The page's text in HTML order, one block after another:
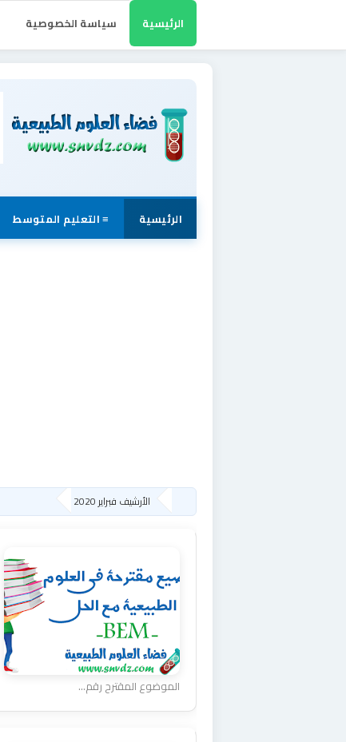
الرئيسية سياسة الخصوصية
الرئيسية ≡ التعليم المتوسط
الأرشيف فبراير 2020
الموضوع المقترح رقم...